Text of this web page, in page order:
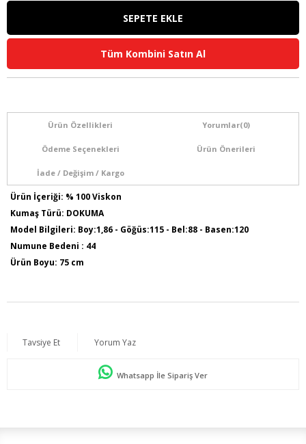
Tüm Kombini Satın Al
Ürün Özellikleri Yorumlar(0)
Ödeme Seçenekleri Ürün Önerileri
İade / Değişim / Kargo
Ürün İçeriği: % 100 Viskon
Kumaş Türü: DOKUMA
Model Bilgileri: Boy:1,86 - Göğüs:115 - Bel:88 - Basen:120
Numune Bedeni : 44
Ürün Boyu: 75 cm
Tavsiye Et Yorum Yaz
Whatsapp İle Sipariş Ver